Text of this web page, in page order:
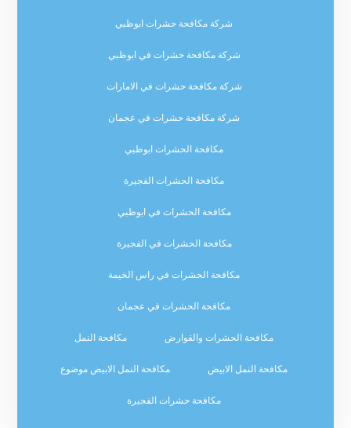
شركة مكافحة حشرات ابوظبي
شركة مكافحة حشرات في ابوظبي
شركة مكافحة حشرات في الامارات
شركة مكافحة حشرات في عجمان
مكافحة الحشرات ابوظبي
مكافحة الحشرات الفجيرة
مكافحة الحشرات في ابوظبي
مكافحة الحشرات في الفجيرة
مكافحة الحشرات في راس الخيمة
مكافحة الحشرات في عجمان
مكافحة الحشرات والقوارض مكافحة النمل
مكافحة النمل الابيض مكافحة النمل الابيض موضوع
مكافحة حشرات الفجيرة